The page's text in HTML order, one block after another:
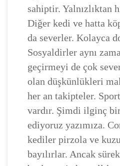
sahiptir. Yalnızlıktan
Diğer kedi ve hatta
da severler. Kolayca
Sosyaldirler aynı
geçirmeyi de çok
olan düşkünlükleri
her an takipteler.
vardır. Şimdi ilginç
ediyoruz yazımıza.
kediler pirzola ve
bayılırlar. Ancak